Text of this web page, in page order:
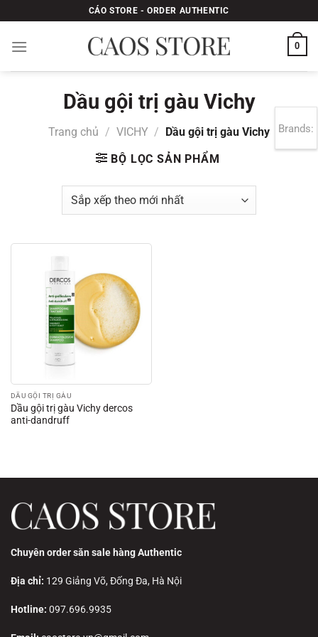
qua
nội
CÁO STORE - ORDER AUTHENTIC
0
Dầu gội trị gàu Vichy
Trang chủ / VICHY /
Dầu gội trị gàu Vichy
BỘ LỌC SẢN PHẨM
DẦU GỘI TRỊ GÀU
Dầu gội trị gàu Vichy dercos
anti-dandruff
Chuyên order săn sale hàng Authentic
Địa chỉ: 129 Giảng Võ, Đống Đa, Hà Nội
Hotline: 097.696.9935
Brands: